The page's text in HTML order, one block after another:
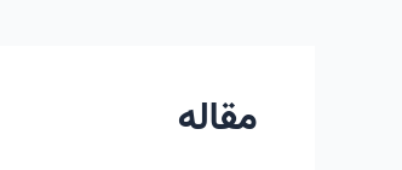
مقاله